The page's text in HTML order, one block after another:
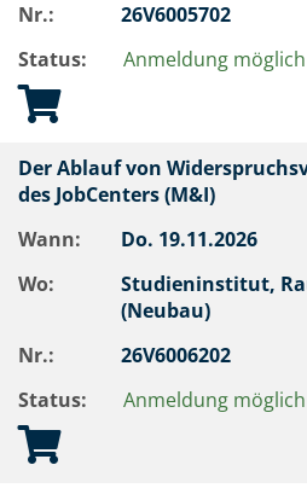
Nr.:
26V6005702
Status:
Anmeldung möglich
Der Ablauf von
des JobCenters (M&I)
Wann:
Do. 19.11.2026
Wo:
Studieninstitut,
(Neubau)
Nr.:
26V6006202
Status:
Anmeldung möglich